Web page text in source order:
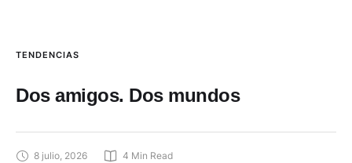
8 julio, 2026 4 Min Read